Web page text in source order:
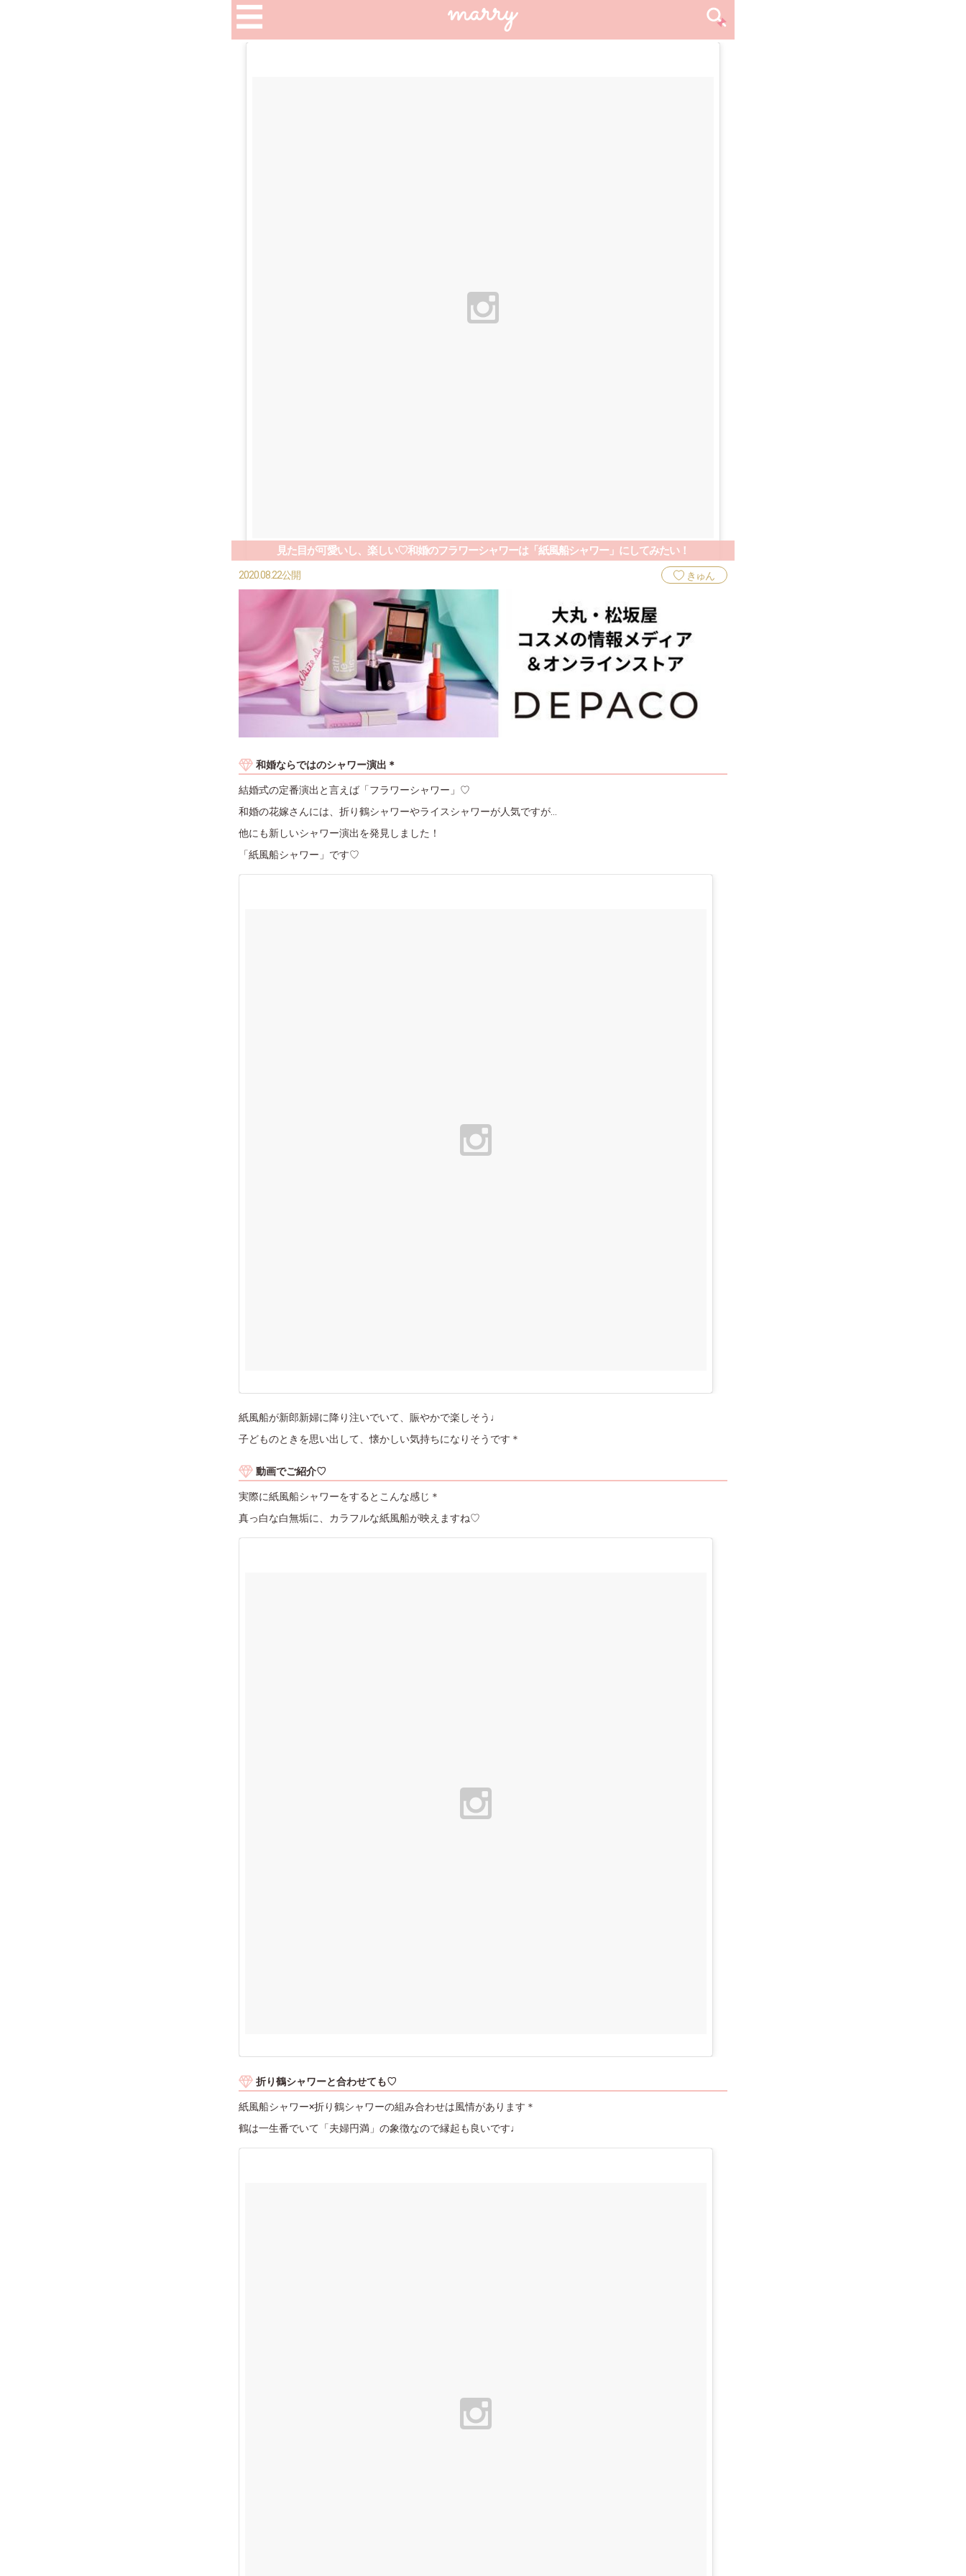
見た目が可愛いし、楽しい♡和婚のフラワーシャワーは「紙風船シャワー」にしてみたい！
2020.08.22公開 きゅん
和婚ならではのシャワー演出＊
結婚式の定番演出と言えば「フラワーシャワー」♡
和婚の花嫁さんには、折り鶴シャワーやライスシャワーが人気ですが…
他にも新しいシャワー演出を発見しました！
「紙風船シャワー」です♡
紙風船が新郎新婦に降り注いでいて、賑やかで楽しそう♩
子どものときを思い出して、懐かしい気持ちになりそうです＊
動画でご紹介♡
実際に紙風船シャワーをするとこんな感じ＊
真っ白な白無垢に、カラフルな紙風船が映えますね♡
折り鶴シャワーと合わせても♡
紙風船シャワー×折り鶴シャワーの組み合わせは風情があります＊
鶴は一生番でいて「夫婦円満」の象徴なので縁起も良いです♩